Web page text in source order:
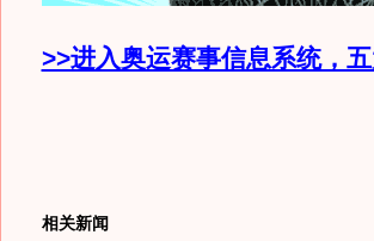
>>进入奥运赛事信息系统，
相关新闻